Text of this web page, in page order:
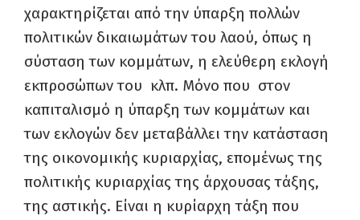
χαρακτηρίζεται από την ύπαρξη πολλών
πολιτικών δικαιωμάτων του λαού, όπως η
σύσταση των κομμάτων, η ελεύθερη εκλογή
εκπροσώπων του κλπ. Μόνο που στον
καπιταλισμό η ύπαρξη των κομμάτων και
των εκλογών δεν μεταβάλλει την κατάσταση
της οικονομικής κυριαρχίας, επομένως της
πολιτικής κυριαρχίας της άρχουσας τάξης,
της αστικής. Είναι η κυρίαρχη τάξη που